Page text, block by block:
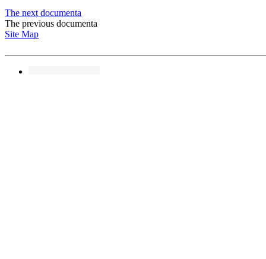
The next documenta
The previous documenta
Site Map